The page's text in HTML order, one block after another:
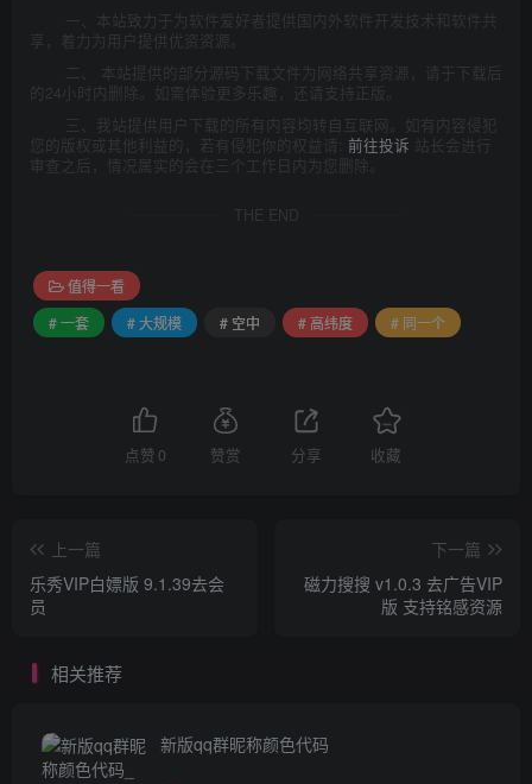
一、本站致力于为软件爱好者提供国内外软件开发技术和软件共
享，着力为用户提供优资资源。
二、 本站提供的部分源码下载文件为网络共享资源，请于下载后
的24小时内删除。如需体验更多乐趣，还请支持正版。
三、我站提供用户下载的所有内容均转自互联网。如有内容侵犯
您的版权或其他利益的，若有侵犯你的权益请: 前往投诉 站长会进行
审查之后，情况属实的会在三个工作日内为您删除。
THE END
值得一看
# 一套
# 大规模 # 空中 # 高纬度 # 同一个
点赞 0 赞赏 分享 收藏
上一篇
乐秀VIP白嫖版 9.1.39去会
员
下一篇
磁力搜搜 v1.0.3 去广告VIP
版 支持铭感资源
相关推荐
新版qq群昵称颜色代码